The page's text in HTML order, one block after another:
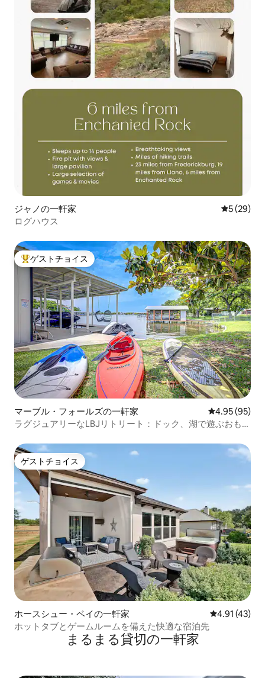
ジャノの一軒家 レビュー
5 (29)
ログハウス
大好評のゲストチョイスです。
ゲストチョイス
マーブル・フォールズの一軒家 レビュー95
4.95 (95)
ラグジュアリーなLBJリトリート：ドック、湖で遊ぶおもち
ゲストチョイス
ゲストチョイス
ホースシュー・ベイの一軒家 レビュー43
4.91 (43)
ホットタブとゲームルームを備えた快適な宿泊先
まるまる貸切の一軒家